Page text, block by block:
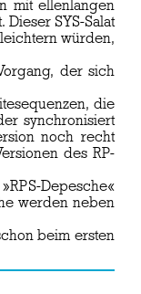
mit ellenlangen
SYS-Salat
würden,
der sich
die
synchronisiert
noch recht
des RP-
Depesche«
werden neben
beim ersten